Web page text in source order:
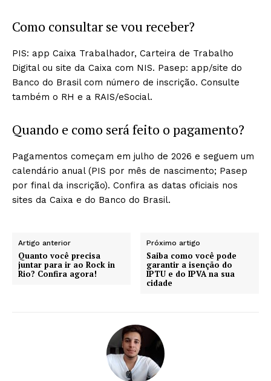
Como consultar se vou receber?
PIS: app Caixa Trabalhador, Carteira de Trabalho
Digital ou site da Caixa com NIS. Pasep: app/site do
Banco do Brasil com número de inscrição. Consulte
também o RH e a RAIS/eSocial.
Quando e como será feito o pagamento?
Pagamentos começam em julho de 2026 e seguem um
calendário anual (PIS por mês de nascimento; Pasep
por final da inscrição). Confira as datas oficiais nos
sites da Caixa e do Banco do Brasil.
Artigo anterior
Quanto você precisa
juntar para ir ao Rock in
Rio? Confira agora!
Próximo artigo
Saiba como você pode
garantir a isenção do
IPTU e do IPVA na sua
cidade